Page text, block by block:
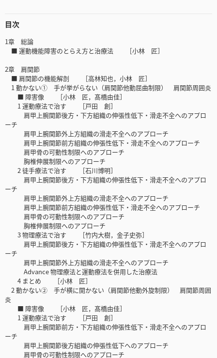
目次
1章 総論
■ 運動機能障害のとらえ方と治療法 ［小林 匠］
2章 肩関節
■ 肩関節の機能解剖 ［高林知也，小林 匠］
1 動かない① 手が挙がらない（肩関節他動屈曲制限） 肩関節周囲炎
■ 障害像 ［小林 匠，髙橋由佳］
1 運動療法で治す ［戸田 創］
肩甲上腕関節後方・下方組織の伸張性低下・滑走不全へのアプロ
ーチ
肩甲上腕関節外上方組織の滑走不全へのアプローチ
肩甲上腕関節前方組織の伸張性低下・滑走不全へのアプローチ
肩甲骨の可動性制限へのアプローチ
胸椎伸展制限へのアプローチ
2 徒手療法で治す ［石川博明］
肩甲上腕関節後方・下方組織の伸張性低下・滑走不全へのアプロ
ーチ
肩甲上腕関節外上方組織の滑走不全へのアプローチ
肩甲上腕関節前方組織の伸張性低下・滑走不全へのアプローチ
肩甲骨の可動性制限へのアプローチ
胸椎伸展制限へのアプローチ
3 物理療法で治す ［竹内大樹，金子史弥］
肩甲上腕関節後方・下方組織の伸張性低下・滑走不全へのアプロ
ーチ
肩甲上腕関節外上方組織の滑走不全へのアプローチ
Advance 物理療法と運動療法を併用した治療法
4 まとめ ［小林 匠］
2 動かない② 手が横に開かない（肩関節他動外旋制限） 肩関節周囲
炎
■ 障害像 ［小林 匠，髙橋由佳］
1 運動療法で治す ［戸田 創］
肩甲上腕関節前方・下方組織の伸張性低下・滑走不全へのアプロ
ーチ
肩甲上腕関節後方組織の伸張性低下へのアプローチ
肩甲骨の可動性制限へのアプローチ